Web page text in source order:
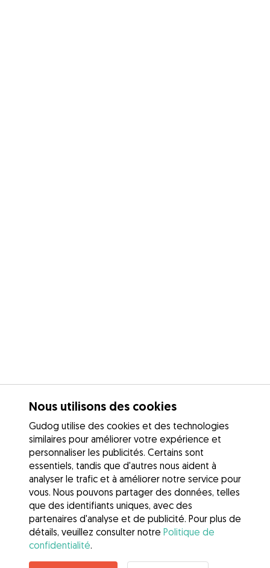
Nous utilisons des cookies
Gudog utilise des cookies et des technologies
similaires pour améliorer votre expérience et
personnaliser les publicités. Certains sont
essentiels, tandis que d'autres nous aident à
analyser le trafic et à améliorer notre service pour
vous. Nous pouvons partager des données, telles
que des identifiants uniques, avec des
partenaires d'analyse et de publicité. Pour plus de
détails, veuillez consulter notre Politique de
confidentialité.